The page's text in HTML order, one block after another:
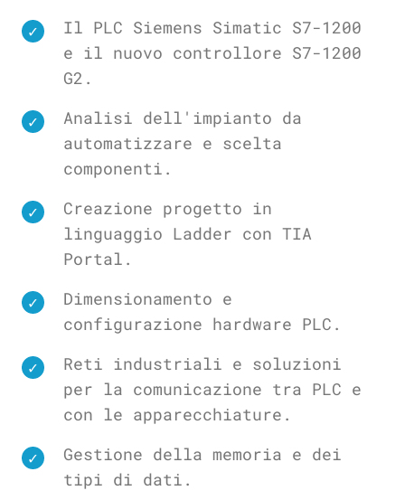
Il PLC Siemens Simatic S7-1200
e il nuovo controllore S7-1200
G2.
Analisi dell'impianto da
automatizzare e scelta
componenti.
Creazione progetto in
linguaggio Ladder con TIA
Portal.
Dimensionamento e
configurazione hardware PLC.
Reti industriali e soluzioni
per la comunicazione tra PLC e
con le apparecchiature.
Gestione della memoria e dei
tipi di dati.